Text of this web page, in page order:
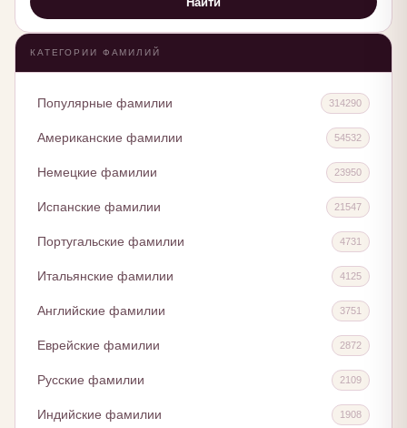
КАТЕГОРИИ ФАМИЛИЙ
Популярные фамилии 314290
Американские фамилии 54532
Немецкие фамилии 23950
Испанские фамилии 21547
Португальские фамилии 4731
Итальянские фамилии 4125
Английские фамилии 3751
Еврейские фамилии 2872
Русские фамилии 2109
Индийские фамилии 1908